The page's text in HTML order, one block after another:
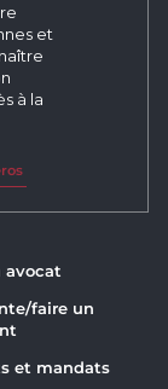
et
à la
onglet
avocat
faire un
et mandats